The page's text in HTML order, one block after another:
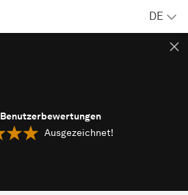
DE
Benutzerbewertungen
Ausgezeichnet!